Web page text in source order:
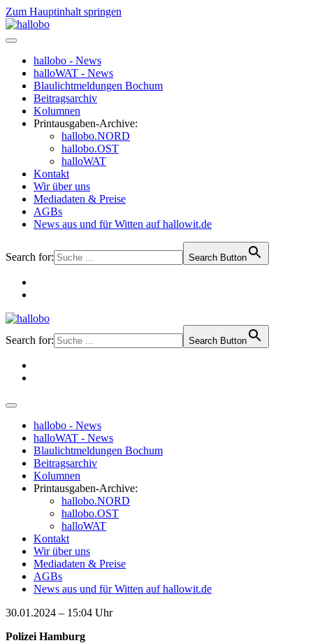
Zum Hauptinhalt springen
hallobo - News
halloWAT - News
Blaulichtmeldungen Bochum
Beitragsarchiv
Kolumnen
Printausgaben-Archive:
hallobo.NORD
hallobo.OST
halloWAT
Kontakt
Wir über uns
Mediadaten & Preise
AGBs
News aus und für Witten auf hallowit.de
Search for: Search Button
Search for: Search Button
hallobo - News
halloWAT - News
Blaulichtmeldungen Bochum
Beitragsarchiv
Kolumnen
Printausgaben-Archive:
hallobo.NORD
hallobo.OST
halloWAT
Kontakt
Wir über uns
Mediadaten & Preise
AGBs
News aus und für Witten auf hallowit.de
30.01.2024 – 15:04 Uhr
Polizei Hamburg